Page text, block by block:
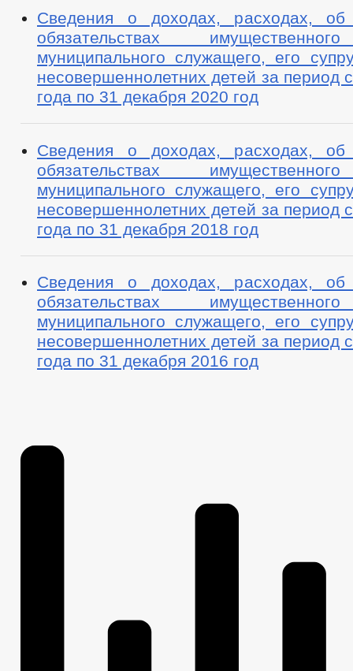
Сведения о доходах, расходах,
обязательствах
муниципального служащего, его
несовершеннолетних детей за период
года по 31 декабря 2020 год
Сведения о доходах, расходах,
обязательствах
муниципального служащего, его
несовершеннолетних детей за период
года по 31 декабря 2018 год
Сведения о доходах, расходах,
обязательствах
муниципального служащего, его
несовершеннолетних детей за период
года по 31 декабря 2016 год